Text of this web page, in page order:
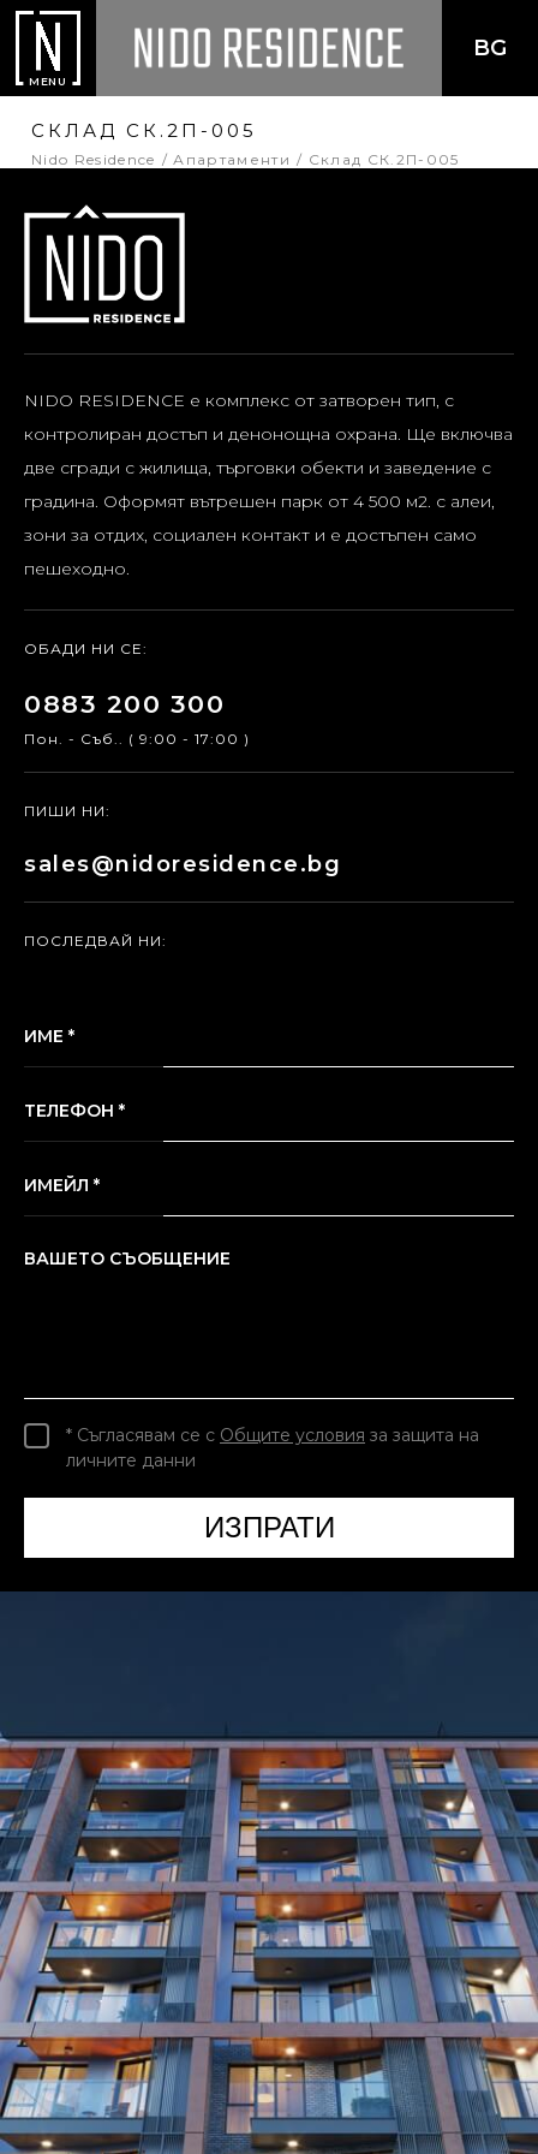
MENU
BG
СКЛАД СК.2П-005
Nido Residence Апартаменти Склад СК.2П-005
NIDO RESIDENCE е комплекс от затворен тип, с
контролиран достъп и денонощна охрана. Ще включва
две сгради с жилища, търговки обекти и заведение с
градина. Оформят вътрешен парк от 4 500 м2. с алеи,
зони за отдих, социален контакт и е достъпен само
пешеходно.
ОБАДИ НИ СЕ:
0883 200 300
Пон. - Съб.. ( 9:00 - 17:00 )
ПИШИ НИ:
sales@nidoresidence.bg
ПОСЛЕДВАЙ НИ:
ИМЕ *
ТЕЛЕФОН *
ИМЕЙЛ *
ВАШЕТО СЪОБЩЕНИЕ
* Съгласявам се с Общите условия за защита на
личните данни